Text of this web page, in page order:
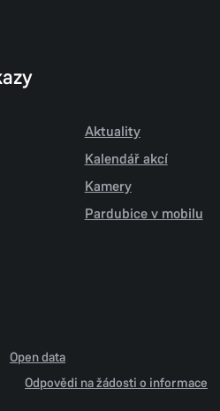
Aktuality
Kalendář akcí
Kamery
Pardubice v mobilu
Open data
Odpovědi na žádosti o informace